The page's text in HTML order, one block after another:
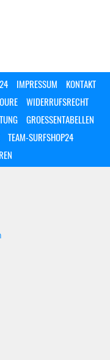
IMPRESSUM
KONTAKT
WIDERRUFSRECHT
GROESSENTABELLEN
TEAM-SURFSHOP24